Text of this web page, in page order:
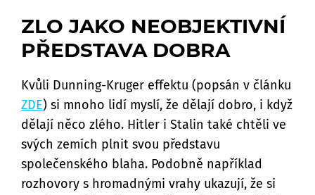
ZLO JAKO NEOBJEKTIVNÍ
PŘEDSTAVA DOBRA
Kvůli Dunning-Kruger effektu (popsán v článku
ZDE) si mnoho lidí myslí, že dělají dobro, i když
dělají něco zlého. Hitler i Stalin také chtěli ve
svých zemích plnit svou představu
společenského blaha. Podobně například
rozhovory s hromadnými vrahy ukazují, že si